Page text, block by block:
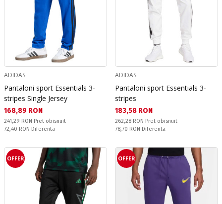
ADIDAS
Pantaloni sport Essentials 3-
stripes Single Jersey
Текуща цена:
168,89 RON
Pret obisnuit:
241,29 RON Pret obisnuit
Спестявате:
72,40 RON Diferenta
ADIDAS
Pantaloni sport Essentials 3-
stripes
Текуща цена:
183,58 RON
Pret obisnuit:
262,28 RON Pret obisnuit
Спестявате:
78,70 RON Diferenta
OFFER OFFER